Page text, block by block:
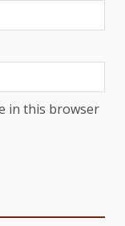
in this browser